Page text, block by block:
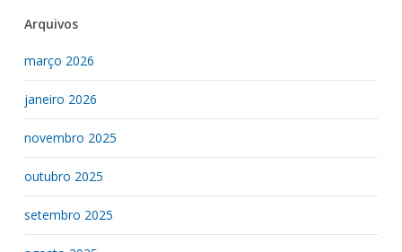
Arquivos
março 2026
janeiro 2026
novembro 2025
outubro 2025
setembro 2025